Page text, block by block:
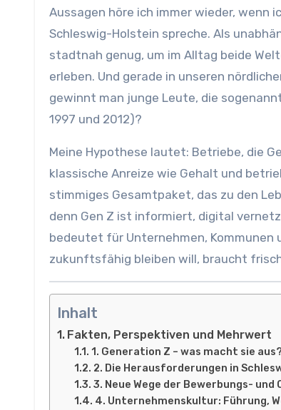
Aussagen höre ich immer wieder, wenn
Schleswig-Holstein spreche. Als
stadtnah genug, um im Alltag beide
erleben. Und gerade in unseren
gewinnt man junge Leute, die
1997 und 2012)?
Meine Hypothese lautet: Betriebe, die
klassische Anreize wie Gehalt und
stimmiges Gesamtpaket, das zu den
denn Gen Z ist informiert, digital
bedeutet für Unternehmen, Kommunen
zukunftsfähig bleiben will, braucht
Inhalt
Fakten, Perspektiven und Mehrwert
1. Generation Z – was macht sie aus?
2. Die Herausforderungen in
3. Neue Wege der Bewerbungs-
4. Unternehmenskultur: Führung,